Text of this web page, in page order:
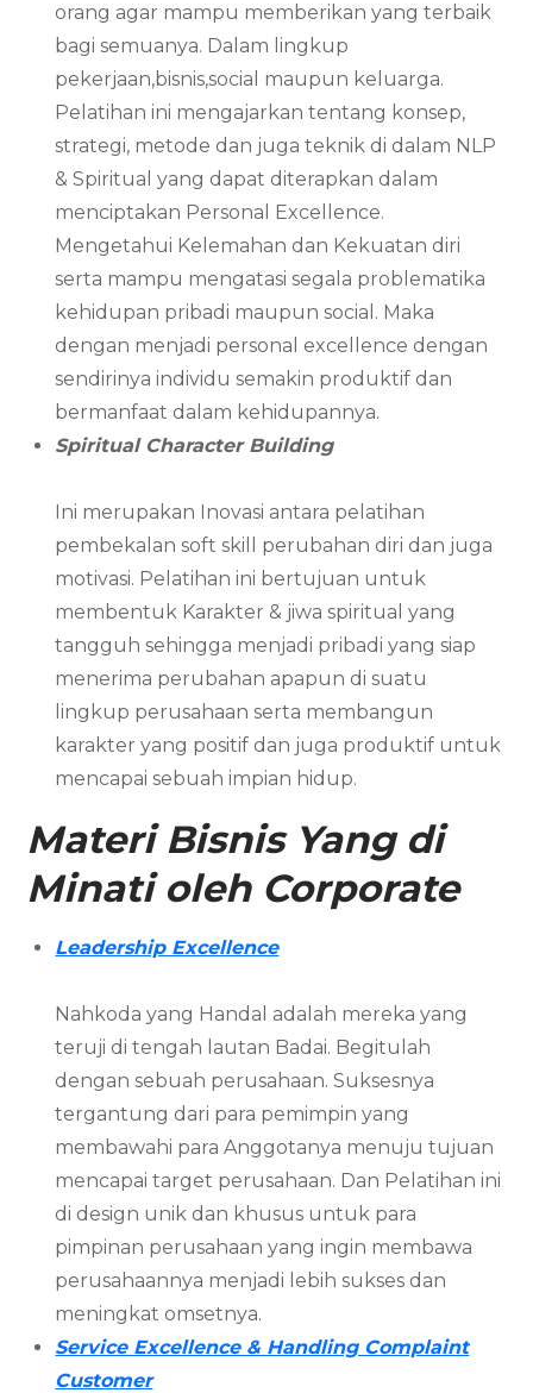
orang agar mampu memberikan yang terbaik
bagi semuanya. Dalam lingkup
pekerjaan,bisnis,social maupun keluarga.
Pelatihan ini mengajarkan tentang konsep,
strategi, metode dan juga teknik di dalam NLP
& Spiritual yang dapat diterapkan dalam
menciptakan Personal Excellence.
Mengetahui Kelemahan dan Kekuatan diri
serta mampu mengatasi segala problematika
kehidupan pribadi maupun social. Maka
dengan menjadi personal excellence dengan
sendirinya individu semakin produktif dan
bermanfaat dalam kehidupannya.
Spiritual Character Building
Ini merupakan Inovasi antara pelatihan
pembekalan soft skill perubahan diri dan juga
motivasi. Pelatihan ini bertujuan untuk
membentuk Karakter & jiwa spiritual yang
tangguh sehingga menjadi pribadi yang siap
menerima perubahan apapun di suatu
lingkup perusahaan serta membangun
karakter yang positif dan juga produktif untuk
mencapai sebuah impian hidup.
Materi Bisnis Yang di
Minati oleh Corporate
Leadership Excellence
Nahkoda yang Handal adalah mereka yang
teruji di tengah lautan Badai. Begitulah
dengan sebuah perusahaan. Suksesnya
tergantung dari para pemimpin yang
membawahi para Anggotanya menuju tujuan
mencapai target perusahaan. Dan Pelatihan ini
di design unik dan khusus untuk para
pimpinan perusahaan yang ingin membawa
perusahaannya menjadi lebih sukses dan
meningkat omsetnya.
Service Excellence & Handling Complaint
Customer